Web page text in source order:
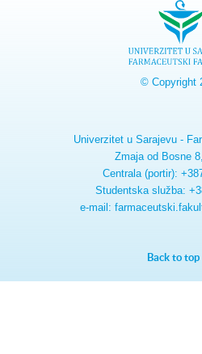
© Copyright
Univerzitet u Sarajevu -
Zmaja od Bosne
Centrala (portir):
Studentska služba:
e-mail:
Back to top